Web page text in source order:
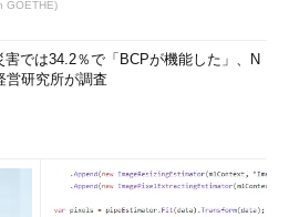
GOETHE)
害では34.2％で「BCPが機能した」、N
営研究所が調査